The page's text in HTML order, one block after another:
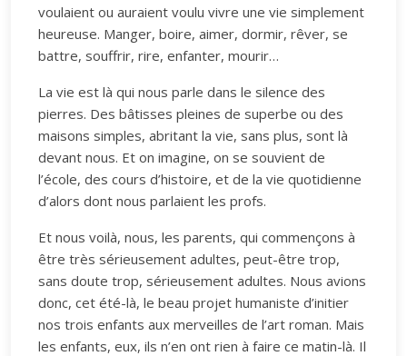
voulaient ou auraient voulu vivre une vie simplement
heureuse. Manger, boire, aimer, dormir, rêver, se
battre, souffrir, rire, enfanter, mourir…
La vie est là qui nous parle dans le silence des
pierres. Des bâtisses pleines de superbe ou des
maisons simples, abritant la vie, sans plus, sont là
devant nous. Et on imagine, on se souvient de
l’école, des cours d’histoire, et de la vie quotidienne
d’alors dont nous parlaient les profs.
Et nous voilà, nous, les parents, qui commençons à
être très sérieusement adultes, peut-être trop,
sans doute trop, sérieusement adultes. Nous avions
donc, cet été-là, le beau projet humaniste d’initier
nos trois enfants aux merveilles de l’art roman. Mais
les enfants, eux, ils n’en ont rien à faire ce matin-là. Il